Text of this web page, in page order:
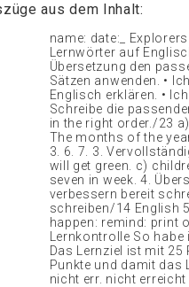
aus dem Inhalt:
name: date:_
Lernwörter auf
Übersetzung den
Sätzen anwenden. •
Englisch erklären. •
Schreibe die
in the right order./23
The months of the
3. 6. 7. 3.
will get green. c)
seven in week. 4.
verbessern bereit
schreiben/14 English
happen: remind: print
Lernkontrolle So
Das Lernziel ist mit
Punkte und damit das
nicht err. nicht